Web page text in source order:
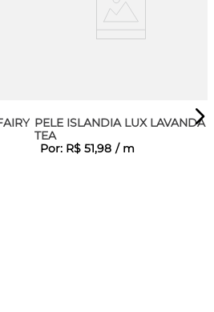
PELE ISLANDIA LUX LAVANDA
TEA
Por: R$ 51,98 / m